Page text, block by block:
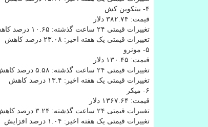
۴- بیتکوین کش
قیمت: ۳۸۲.۷۴ دلار
تغییرات قیمتی ۲۴ ساعت گذشته: ۱۰.۶۵ درصد کاهش
تغییرات قیمتی یک هفته اخیر: ۲۳.۰۸ درصد کاهش
۵- مونرو
قیمت: ۱۳۰.۴۵ دلار
تغییرات قیمتی ۲۴ ساعت گذشته: ۵.۵۸ درصد کاهش
تغییرات قیمتی یک هفته اخیر: ۱۳.۴ درصد کاهش
۶- میکر
قیمت: ۱۳۶۷.۶۴ دلار
تغییرات قیمتی ۲۴ ساعت گذشته: ۳.۲۴ درصد کاهش
تغییرات قیمتی یک هفته اخیر: ۱.۰۴ درصد افزایش